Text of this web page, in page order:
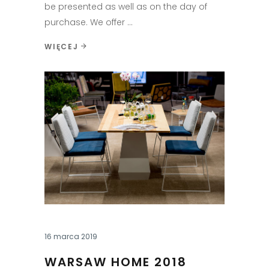
be presented as well as on the day of
purchase. We offer
WIĘCEJ
16 marca 2019
WARSAW HOME 2018